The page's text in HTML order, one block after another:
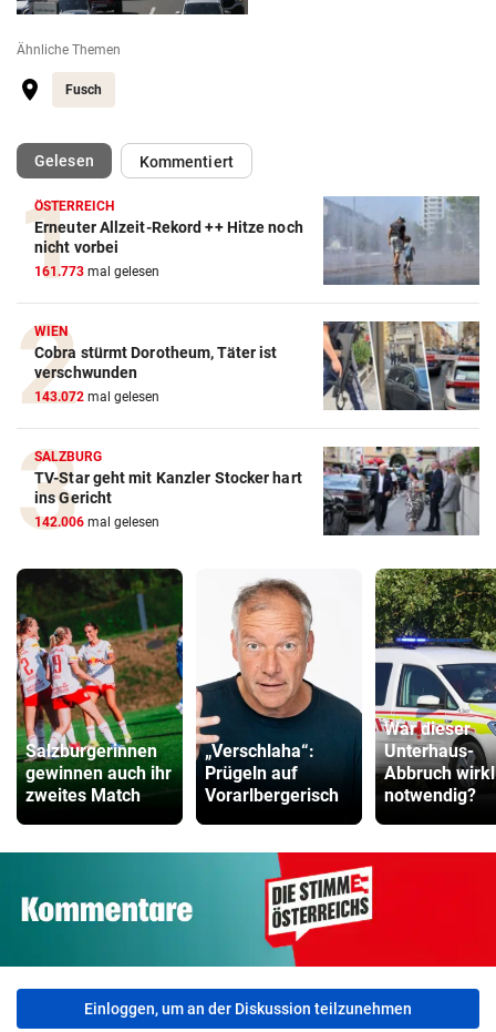
Ähnliche Themen
Fusch
Gelesen(ausgewählt)Kommentiert
ÖSTERREICH
Erneuter Allzeit-Rekord ++ Hitze noch
nicht vorbei
161.773 mal gelesen
WIEN
Cobra stürmt Dorotheum, Täter ist
verschwunden
143.072 mal gelesen
SALZBURG
TV-Star geht mit Kanzler Stocker hart
ins Gericht
142.006 mal gelesen
Salzburgerinnen
gewinnen auch ihr
zweites Match
„Verschlaha“:
Prügeln auf
Vorarlbergerisch
War dieser
Unterhaus-
Abbruch
notwendig?
Einloggen, um an der Diskussion teilzunehmen